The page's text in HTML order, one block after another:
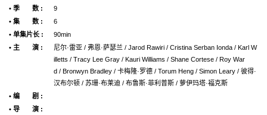
• 季 数 :
9
• 集 数 :
6
• 单集片长 :
90min
• 主 演 :
尼尔·雷亚 / 弗恩·萨瑟兰 / Jarod Rawiri / Cristina Serban Ionda / Karl W
illetts / Tracy Lee Gray / Kauri Williams / Shane Cortese / Roy War
d / Bronwyn Bradley / 卡梅隆·罗德 / Torum Heng / Simon Leary / 彼得·
汉布尔顿 / 苏珊·布莱迪 / 布鲁斯·菲利普斯 / 萝伊玛塔·福克斯
• 编 剧 :
• 导 演 :